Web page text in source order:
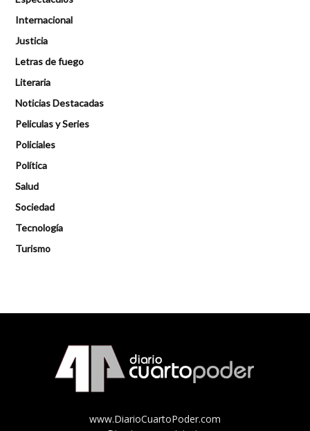
Internacional
Justicia
Letras de fuego
Literaria
Noticias Destacadas
Peliculas y Series
Policiales
Política
Salud
Sociedad
Tecnología
Turismo
www.DiarioCuartoPoder.com